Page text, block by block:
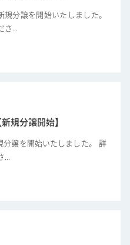
規分譲を開始いたしました。
さ...
規分譲開始】
分譲を開始いたしました。 詳
...